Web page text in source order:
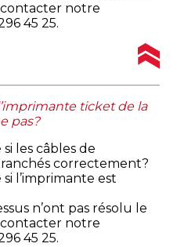
notre
45 25.
ticket de la
pas?
les câbles de
correctement?
l’imprimante est
n’ont pas résolu le
notre
45 25.